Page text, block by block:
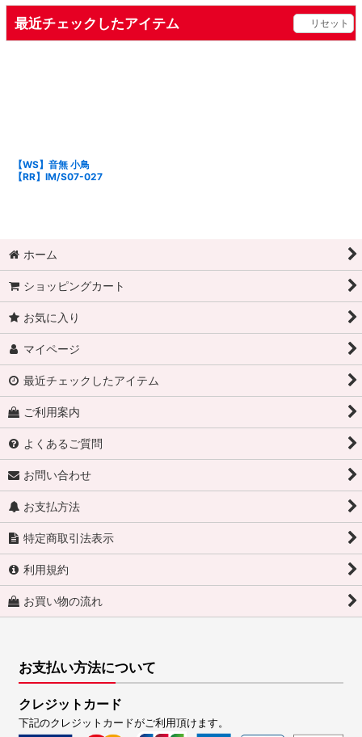
最近チェックしたアイテム リセット
【WS】音無 小鳥
【RR】IM/S07-027
ホーム
ショッピングカート
お気に入り
マイページ
最近チェックしたアイテム
ご利用案内
よくあるご質問
お問い合わせ
お支払方法
特定商取引法表示
利用規約
お買い物の流れ
お支払い方法について
クレジットカード
下記のクレジットカードがご利用頂けます。